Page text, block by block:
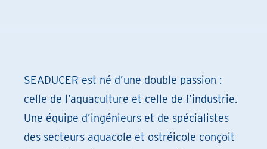
SEADUCER est né d’une double passion :
celle de l’aquaculture et celle de l’industrie.
Une équipe d’ingénieurs et de spécialistes
des secteurs aquacole et ostréicole conçoit